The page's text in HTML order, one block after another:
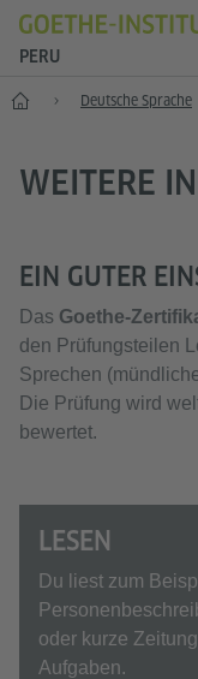
PERU
Start Deutsche Sprache
WEITERE
EIN GUTER
Das Goethe-
den Prüfungsteilen
Sprechen
Die Prüfung wird
bewertet.
LESEN
Du liest zum
oder kurze
Aufgaben.